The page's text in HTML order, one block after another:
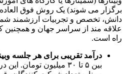
برگزار می شوند) یک روش فوق
دانش، تخصص و تجربیات ارزشمند
علاقه مند از سراسر جهان و همچنین
راه است.
درآمد تقریبی برای هر جلسه
بین ۵ تا ۳۰ میلیون